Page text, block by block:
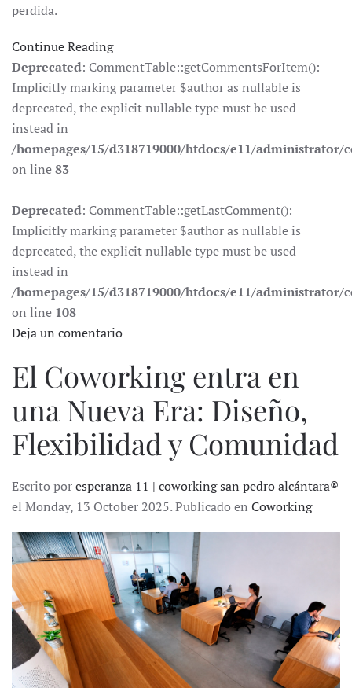
perdida.
Continue Reading
Deprecated: CommentTable::getCommentsForItem():
Implicitly marking parameter $author as nullable is
deprecated, the explicit nullable type must be used
instead in
/homepages/15/d318719000/htdocs/e11/
on line83
Deprecated: CommentTable::getLastComment():
Implicitly marking parameter $author as nullable is
deprecated, the explicit nullable type must be used
instead in
/homepages/15/d318719000/htdocs/e11/
on line 108
Deja un comentario
El Coworking entra en
una Nueva Era: Diseño,
Flexibilidad y Comunidad
Escrito poresperanza 11 | coworking san pedro alcántara®
el Monday, 13 October 2025. Publicado en Coworking